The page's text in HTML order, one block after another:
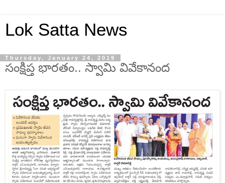
Lok Satta News
Thursday, January 24, 2019
సంక్షిప్త భారతం.. స్వామి వివేకానంద